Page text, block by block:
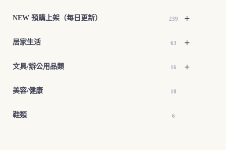
+
NEW 預購上架（每日更新） 239
+
居家生活 63
+
文具/辦公用品類 16
美容/健康 10
鞋類 6